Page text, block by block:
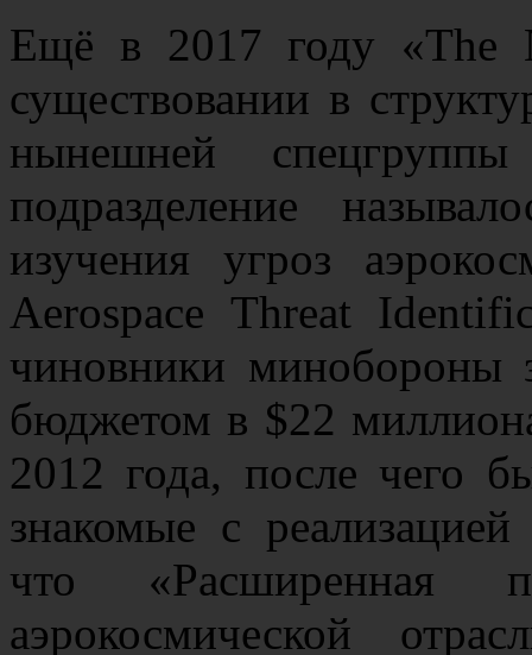
Ещё в 2017 году «The
существовании в
нынешней
подразделение
изучения угроз
Aerospace Threat
чиновники минобороны
бюджетом в $22
2012 года, после чего
знакомые с
что «Расширенная
аэрокосмической